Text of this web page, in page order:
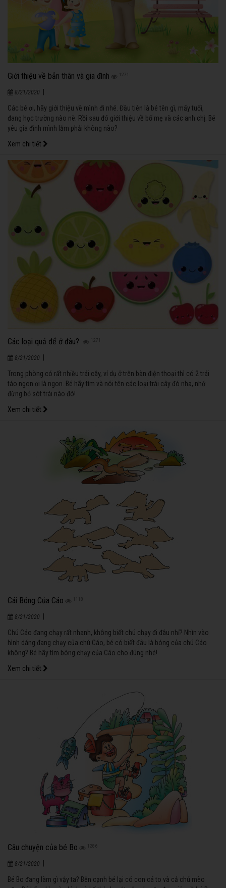
Giới thiệu về bản thân và gia đình 1271
8/21/2020
Các bé ơi, hãy giới thiệu về mình đi nhé. Đầu tiên là bé tên gì, mấy tuổi,
đang học trường nào nè. Rồi sau đó giới thiệu về bố mẹ và các anh chị. Bé
yêu gia đình mình lắm phải không nào?
Xem chi tiết
Các loại quả để ở đâu? 1271
8/21/2020
Trong phòng có rất nhiều trái cây, ví dụ ở trên bàn điện thoại thì có 2 trái
táo ngon ơi là ngon. Bé hãy tìm và nói tên các loại trái cây đó nha, nhớ
đừng bỏ sót trái nào đó!
Xem chi tiết
Cái Bóng Của Cáo 1118
8/21/2020
Chú Cáo đang chạy rất nhanh, không biết chú chạy đi đâu nhỉ? Nhìn vào
hình dáng đang chạy của chú Cáo, bé có biết đâu là bóng của chú Cáo
không? Bé hãy tìm bóng chạy của Cáo cho đúng nhé!
Xem chi tiết
Câu chuyện của bé Bo 1286
8/21/2020
Bé Bo đang làm gì vậy ta? Bên cạnh bé lại có con cá to và cả chú mèo